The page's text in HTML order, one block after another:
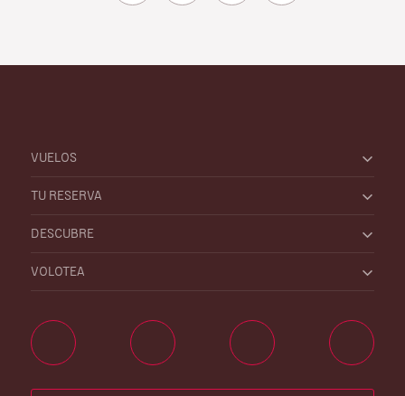
VUELOS
TU RESERVA
DESCUBRE
VOLOTEA